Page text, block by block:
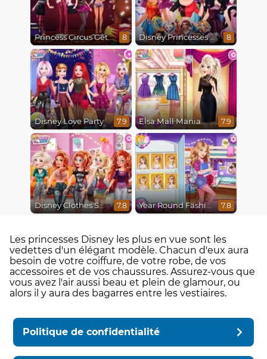
Princess Circus Getaway 8 Disney Princesses Comicon Cosplay 8
Disney Love Party 7.9 Elsa Mall Mania 7.9
Disney Clothes Swap 7.8 Year Round Fashionista Belle 7.8
Les princesses Disney les plus en vue sont les
vedettes d'un élégant modèle. Chacun d'eux aura
besoin de votre coiffure, de votre robe, de vos
accessoires et de vos chaussures. Assurez-vous que
vous avez l'air aussi beau et plein de glamour, ou
alors il y aura des bagarres entre les vestiaires.
Politique de confidentialité